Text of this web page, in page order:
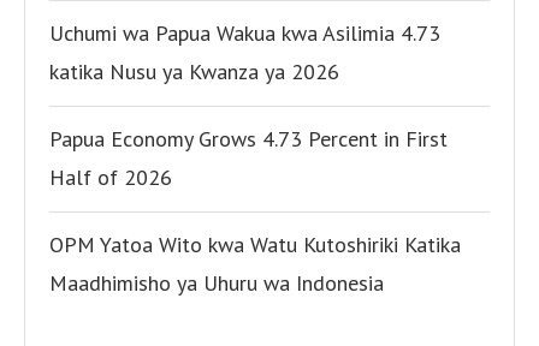
Uchumi wa Papua Wakua kwa Asilimia 4.73
katika Nusu ya Kwanza ya 2026
Papua Economy Grows 4.73 Percent in First
Half of 2026
OPM Yatoa Wito kwa Watu Kutoshiriki Katika
Maadhimisho ya Uhuru wa Indonesia